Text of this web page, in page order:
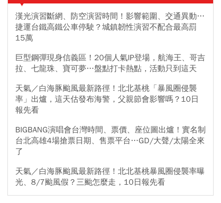
漢光演習斷網、防空演習時間！影響範圍、交通異動…
捷運台鐵高鐵公車停駛？城鎮韌性演習不配合最高罰
15萬
巨型鋼彈現身信義區！20個人氣IP登場，航海王、哥吉
拉、七龍珠、寶可夢…盤點打卡熱點，活動只到這天
天氣／白海豚颱風最新路徑！北北基桃「暴風圈侵襲
率」出爐，這天估發布海警，父親節會影響嗎？10日
報先看
BIGBANG演唱會台灣時間、票價、座位圖出爐！實名制
台北高雄4場搶票日期、售票平台…GD/大聲/太陽全來
了
天氣／白海豚颱風最新路徑！北北基桃暴風圈侵襲率曝
光、8/7颱風假？三颱怎麼走，10日報先看